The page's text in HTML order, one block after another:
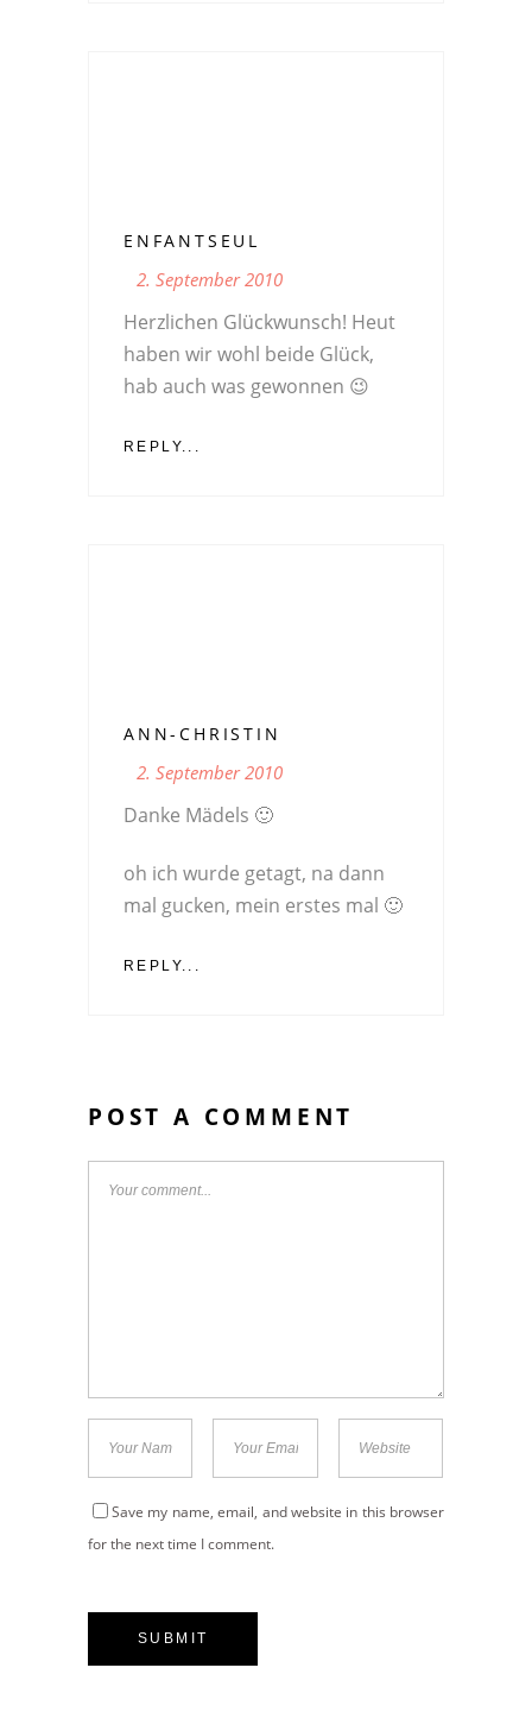
ENFANTSEUL
2. September 2010
Herzlichen Glückwunsch! Heut
haben wir wohl beide Glück,
hab auch was gewonnen 😉
REPLY...
ANN-CHRISTIN
2. September 2010
Danke Mädels 🙂
oh ich wurde getagt, na dann
mal gucken, mein erstes mal 🙂
REPLY...
POST A COMMENT
Save my name, email, and website in this browser
for the next time I comment.